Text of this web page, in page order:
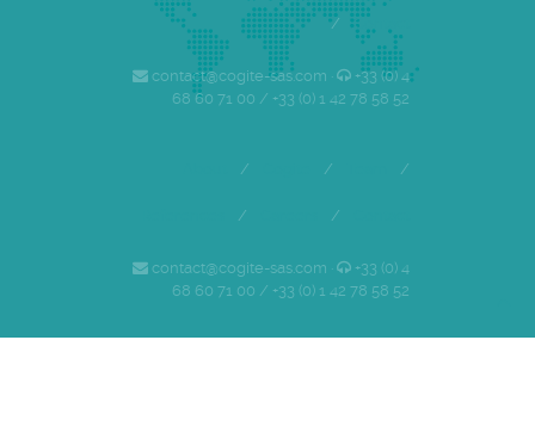
/ Contact
contact@cogite-sas.com ·
+33 (0) 4
68 60 71 00 / +33 (0) 1 42 78 58 52
/ / /
/ /
contact@cogite-sas.com ·
+33 (0) 4
68 60 71 00 / +33 (0) 1 42 78 58 52